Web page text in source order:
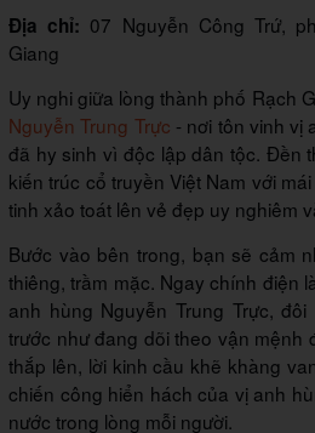
Địa chỉ: 07 Nguyễn Công Trứ,
Giang
Uy nghi giữa lòng thành phố Rạch
Nguyễn Trung Trực - nơi tôn vinh vị
đã hy sinh vì độc lập dân tộc. Đền
kiến trúc cổ truyền Việt Nam với
tinh xảo toát lên vẻ đẹp uy nghiêm
Bước vào bên trong, bạn sẽ cảm
thiêng, trầm mặc. Ngay chính điện
anh hùng Nguyễn Trung Trực,
trước như đang dõi theo vận mệnh
thắp lên, lời kinh cầu khẽ khàng
chiến công hiển hách của vị anh
nước trong lòng mỗi người.